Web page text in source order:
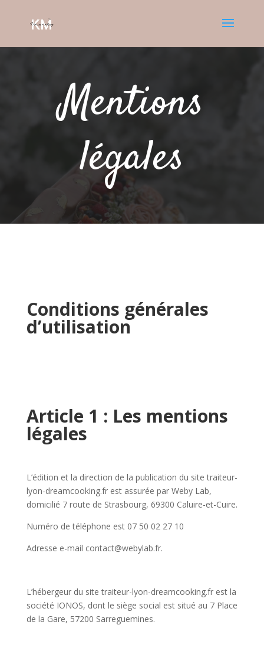
Mentions
légales
Conditions générales
d’utilisation
Article 1 : Les mentions
légales
L’édition et la direction de la publication du site traiteur-
lyon-dreamcooking.fr est assurée par Weby Lab,
domicilié 7 route de Strasbourg, 69300 Caluire-et-Cuire.
Numéro de téléphone est 07 50 02 27 10
Adresse e-mail contact@webylab.fr.
L’hébergeur du site traiteur-lyon-dreamcooking.fr est la
société IONOS, dont le siège social est situé au 7 Place
de la Gare, 57200 Sarreguemines.